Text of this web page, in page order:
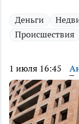
Деньги
Происшествия
1 июля 16:45